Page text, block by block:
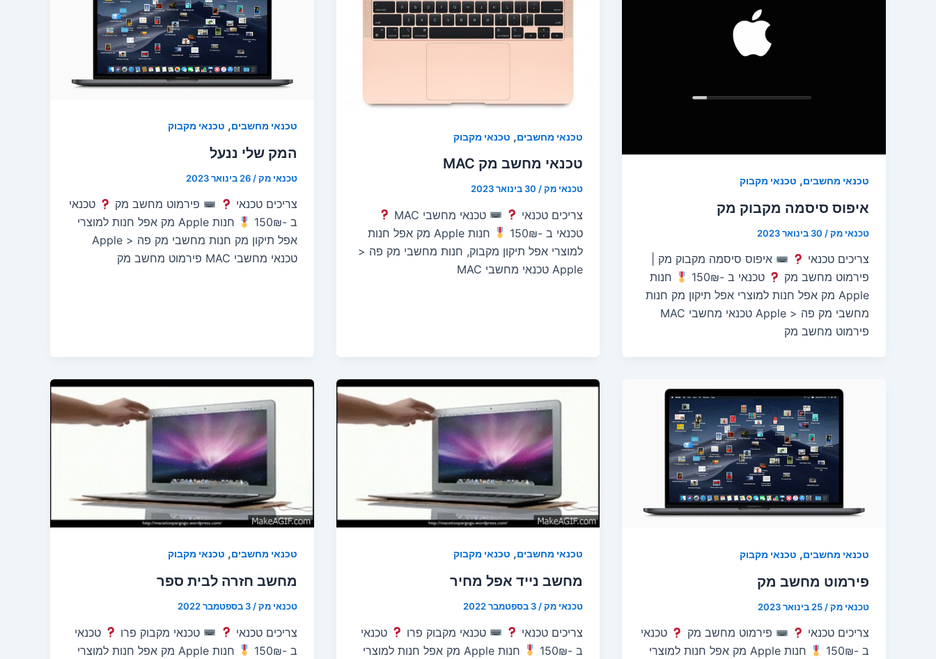
טכנאי מחשבים, טכנאי מקבוק
איפוס סיסמה מקבוק מק
טכנאי מק/ 30 בינואר 2023
צריכים טכנאי
איפוס סיסמה מקבוק מק |
פירמוט מחשב מק
טכנאי ב -150₪
חנות
Apple מק אפל חנות למוצרי אפל תיקון מק חנות
מחשבי מק פה < Apple טכנאי מחשבי MAC
פירמוט מחשב מק
טכנאי מחשבים, טכנאי מקבוק
טכנאי מחשב מק MAC
טכנאי מק/ 30 בינואר 2023
צריכים טכנאי
טכנאי מחשבי MAC
טכנאי ב -150₪
חנות Apple מק אפל חנות
למוצרי אפל תיקון מקבוק, חנות מחשבי מק פה <
Apple טכנאי מחשבי MAC
טכנאי מחשבים, טכנאי מקבוק
המק שלי ננעל
טכנאי מק/26 בינואר 2023
צריכים טכנאי פירמוט מחשב מק
טכנאי
ב -150₪
חנות Apple מק אפל חנות למוצרי
אפל תיקון מק חנות מחשבי מק פה < Apple
טכנאי מחשבי MAC פירמוט מחשב מק
טכנאי מחשבים, טכנאי מקבוק
פירמוט מחשב מק
טכנאי מק/ 25 בינואר 2023
צריכים טכנאי פירמוט מחשב מק
טכנאי
ב -150₪
חנות Apple מק אפל חנות למוצרי
טכנאי מחשבים, טכנאי מקבוק
מחשב נייד אפל מחיר
טכנאי מק/ 3 בספטמבר 2022
צריכים טכנאי טכנאי מקבוק פרו
טכנאי
ב -150₪
חנות Apple מק אפל חנות למוצרי
טכנאי מחשבים, טכנאי מקבוק
מחשב חזרה לבית ספר
טכנאי מק/3 בספטמבר 2022
צריכים טכנאי טכנאי מקבוק פרו
טכנאי
ב -150₪
חנות Apple מק אפל חנות למוצרי